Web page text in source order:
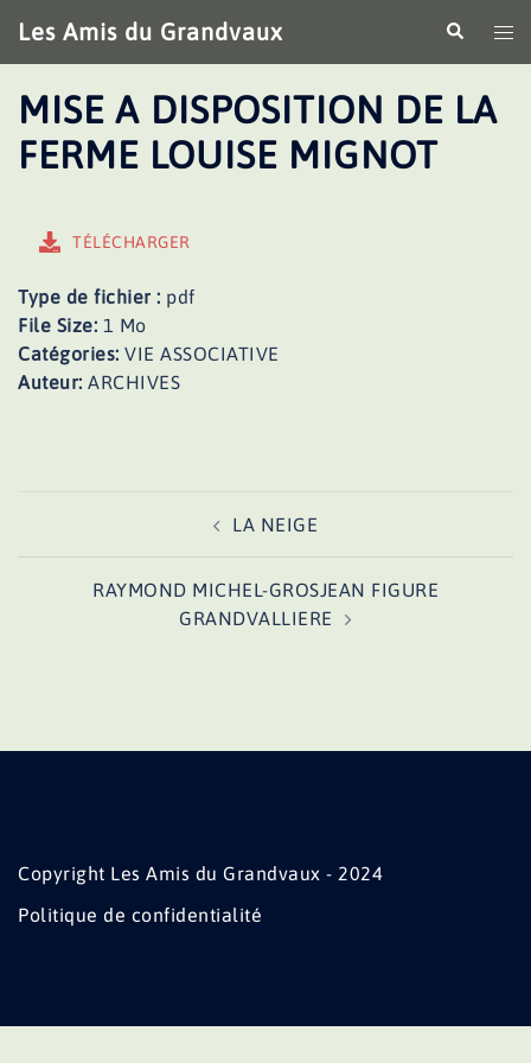
au
contenu
Les Amis du Grandvaux
le
MISE A DISPOSITION DE LA
FERME LOUISE MIGNOT
TÉLÉCHARGER
Type de fichier : pdf
File Size: 1 Mo
Catégories: VIE ASSOCIATIVE
Auteur: ARCHIVES
LA NEIGE
RAYMOND MICHEL-GROSJEAN FIGURE
GRANDVALLIERE
Copyright Les Amis du Grandvaux - 2024
Politique de confidentialité